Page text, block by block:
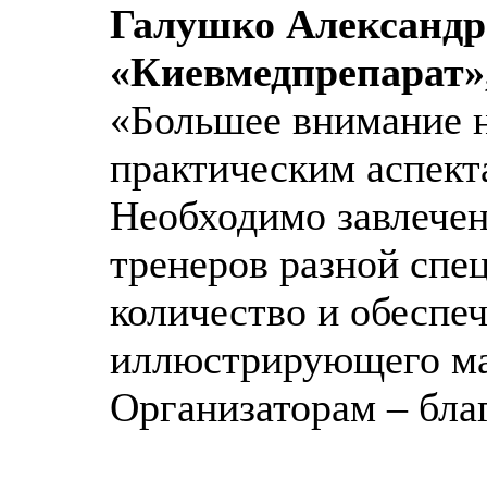
Галушко
«Большее внимание
практическим
Необходимо
тренеров разной
количество и
иллюстрирующего
Организаторам –